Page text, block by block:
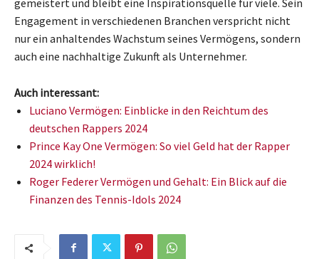
Engagement in verschiedenen Branchen verspricht nicht
nur ein anhaltendes Wachstum seines Vermögens, sondern
auch eine nachhaltige Zukunft als Unternehmer.
Auch interessant:
Luciano Vermögen: Einblicke in den Reichtum des
deutschen Rappers 2024
Prince Kay One Vermögen: So viel Geld hat der Rapper
2024 wirklich!
Roger Federer Vermögen und Gehalt: Ein Blick auf die
Finanzen des Tennis-Idols 2024